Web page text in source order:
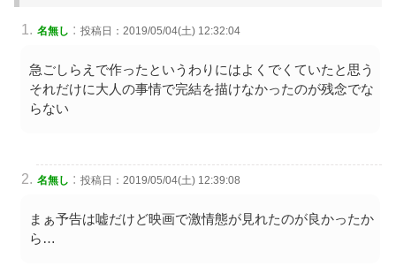
名無し : 投稿日：2019/05/04(土) 12:32:04
急ごしらえで作ったというわりにはよくでくていたと思う
それだけに大人の事情で完結を描けなかったのが残念でな
らない
名無し : 投稿日：2019/05/04(土) 12:39:08
まぁ予告は嘘だけど映画で激情態が見れたのが良かったか
ら…